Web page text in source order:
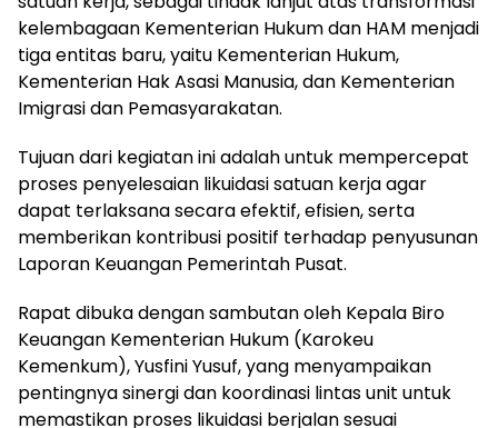
kelembagaan Kementerian Hukum dan HAM menjadi
tiga entitas baru, yaitu Kementerian Hukum,
Kementerian Hak Asasi Manusia, dan Kementerian
Imigrasi dan Pemasyarakatan.
Tujuan dari kegiatan ini adalah untuk mempercepat
proses penyelesaian likuidasi satuan kerja agar
dapat terlaksana secara efektif, efisien, serta
memberikan kontribusi positif terhadap penyusunan
Laporan Keuangan Pemerintah Pusat.
Rapat dibuka dengan sambutan oleh Kepala Biro
Keuangan Kementerian Hukum (Karokeu
Kemenkum), Yusfini Yusuf, yang menyampaikan
pentingnya sinergi dan koordinasi lintas unit untuk
memastikan proses likuidasi berjalan sesuai